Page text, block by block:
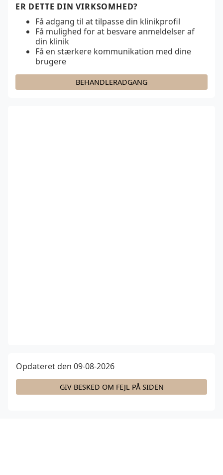
ER DETTE DIN VIRKSOMHED?
Få adgang til at tilpasse din klinikprofil
Få mulighed for at besvare anmeldelser af
din klinik
Få en stærkere kommunikation med dine
brugere
BEHANDLERADGANG
Opdateret den 09-08-2026
GIV BESKED OM FEJL PÅ SIDEN